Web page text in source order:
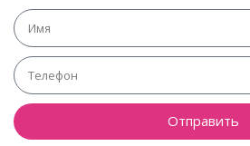
Отправить